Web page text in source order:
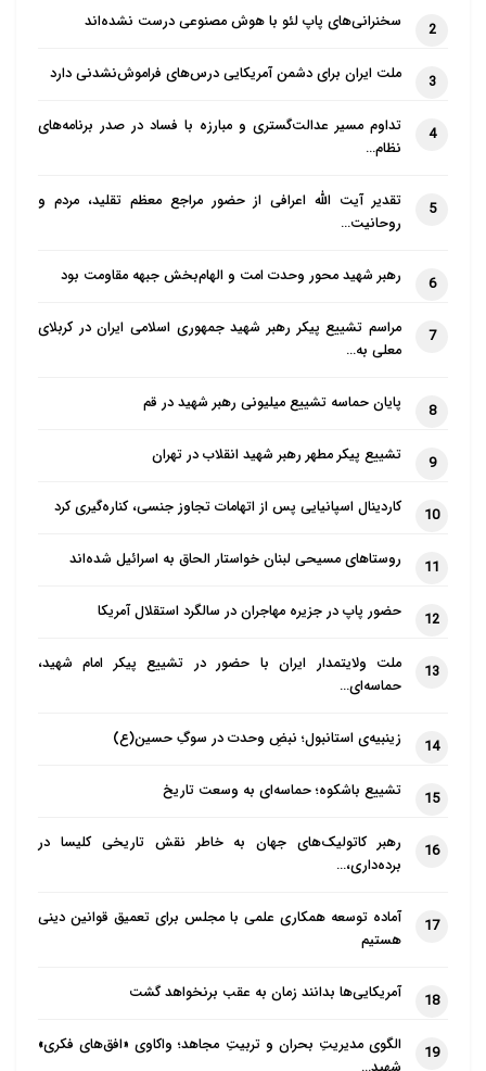
2 سخنرانی‌های پاپ لئو با هوش مصنوعی درست نشده‌اند
3 ملت ایران برای دشمن آمریکایی درس‌های فراموش‌نشدنی دارد
4
تداوم مسیر عدالت‌گستری و مبارزه با فساد در صدر برنامه‌های
نظام…
5
تقدیر آیت الله اعرافی از حضور مراجع معظم تقلید، مردم و
روحانیت…
6 رهبر شهید محور وحدت امت و الهام‌بخش جبهه مقاومت بود
7
مراسم تشییع پیکر رهبر شهید جمهوری اسلامی ایران در کربلای
معلی به…
8 پایان حماسه تشییع میلیونی رهبر شهید در قم
9 تشییع پیکر مطهر رهبر شهید انقلاب در تهران
10 کاردینال اسپانیایی پس از اتهامات تجاوز جنسی، کناره‌گیری کرد
11 روستاهای مسیحی لبنان خواستار الحاق به اسرائیل شده‌اند
12 حضور پاپ در جزیره مهاجران در سالگرد استقلال آمریکا
13
ملت ولایتمدار ایران با حضور در تشییع پیکر امام شهید،
حماسه‌ای…
14 زینبیه‌ی استانبول؛ نبضِ وحدت در سوگِ حسین(ع)
15 تشییع باشکوه؛ حماسه‌ای به وسعت تاریخ
16
رهبر کاتولیک‌های جهان به خاطر نقش تاریخی کلیسا در
برده‌داری،…
17
آماده توسعه همکاری علمی با مجلس برای تعمیق قوانین دینی
هستیم
18 آمریکایی‌ها بدانند زمان به عقب برنخواهد گشت
19
الگوی مدیریتِ بحران و تربیتِ مجاهد؛ واکاوی «افق‌های فکری»